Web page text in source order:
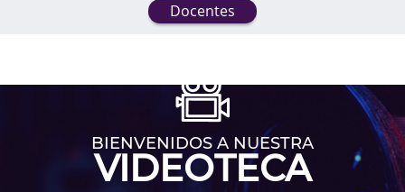
Docentes
BIENVENIDOS A NUESTRA
VIDEOTECA